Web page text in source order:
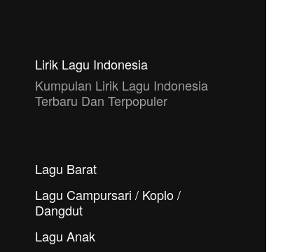
Lirik Lagu Indonesia
Kumpulan Lirik Lagu Indonesia
Terbaru Dan Terpopuler
Lagu Barat
Lagu Campursari / Koplo /
Dangdut
Lagu Anak